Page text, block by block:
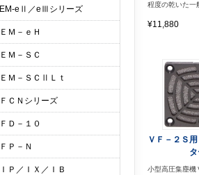
程度の乾いた一
¥11,880
ＶＦ－２Ｓ
小型高圧集塵
EM-eⅡ／eⅢシリーズ
ＥＭ－ｅＨ
ＥＭ－ＳＣ
ＥＭ－ＳＣⅡＬｔ
ＦＣＮシリーズ
ＦＤ－１０
ＦＰ－Ｎ
ＩＰ／ＩＸ／ＩＢ